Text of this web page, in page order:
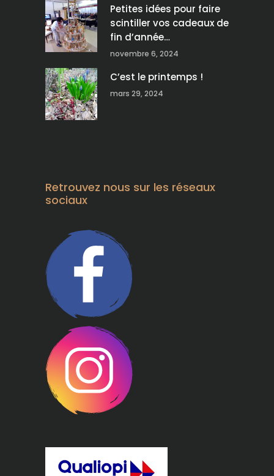
Petites idées pour faire
scintiller vos cadeaux de
fin d’année…
novembre 6, 2024
C’est le printemps !
mars 29, 2024
Retrouvez nous sur les réseaux
sociaux